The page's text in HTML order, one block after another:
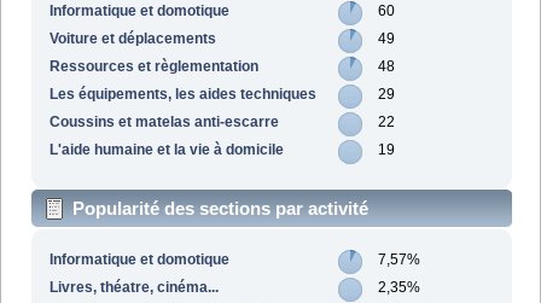
Informatique et domotique
60
Voiture et déplacements
49
Ressources et règlementation
48
Les équipements, les aides techniques
29
Coussins et matelas anti-escarre
22
L'aide humaine et la vie à domicile
19
Popularité des sections par activité
Informatique et domotique
7,57%
Livres, théatre, cinéma...
2,35%